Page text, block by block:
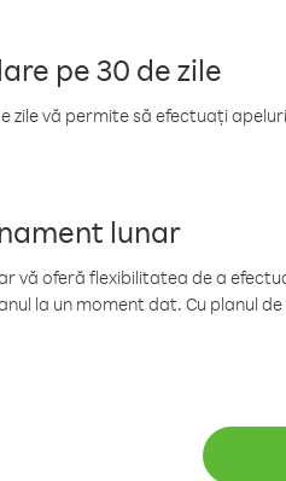
pe 30 de zile
zile vă permite să efectuați
lunar
vă oferă flexibilitatea de a
la un moment dat. Cu planul